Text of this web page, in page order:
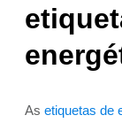
As etiquetas de